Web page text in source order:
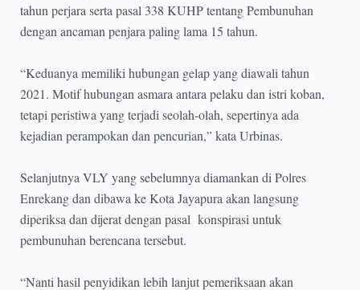
tahun perjara serta pasal 338 KUHP tentang Pembunuhan
dengan ancaman penjara paling lama 15 tahun.
“Keduanya memiliki hubungan gelap yang diawali tahun
2021. Motif hubungan asmara antara pelaku dan istri koban,
tetapi peristiwa yang terjadi seolah-olah, sepertinya ada
kejadian perampokan dan pencurian,” kata Urbinas.
Selanjutnya VLY yang sebelumnya diamankan di Polres
Enrekang dan dibawa ke Kota Jayapura akan langsung
diperiksa dan dijerat dengan pasal konspirasi untuk
pembunuhan berencana tersebut.
“Nanti hasil penyidikan lebih lanjut pemeriksaan akan